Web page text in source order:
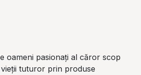
oameni pasionați al căror scop
tuturor prin produse